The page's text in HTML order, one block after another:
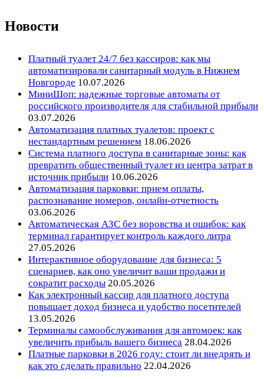
Новости
Платный туалет 24/7 без кассиров: как мы
автоматизировали санитарный модуль в Нижнем
Новгороде 10.07.2026
МиниШоп: надежные торговые автоматы от
российского производителя для стабильной прибыли
03.07.2026
Автоматизация платных туалетов: проект с
нестандартным решением 18.06.2026
Система платного доступа в санитарные зоны: как
превратить общественный туалет из центра затрат в
источник прибыли 10.06.2026
Автоматизация парковки: прием оплаты,
распознавание номеров, онлайн-отчетность
03.06.2026
Автоматическая АЗС без воровства и ошибок: как
терминал гарантирует контроль каждого литра
27.05.2026
Интерактивное оборудование для бизнеса: 5
сценариев, как оно увеличит ваши продажи и
сократит расходы 20.05.2026
Как электронный кассир для платного доступа
повышает доход бизнеса и удобство посетителей
13.05.2026
Терминалы самообслуживания для автомоек: как
увеличить прибыль вашего бизнеса 28.04.2026
Платные парковки в 2026 году: стоит ли внедрять и
как это сделать правильно 22.04.2026